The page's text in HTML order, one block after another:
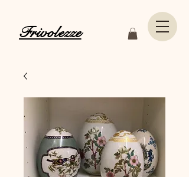
Frivolezze